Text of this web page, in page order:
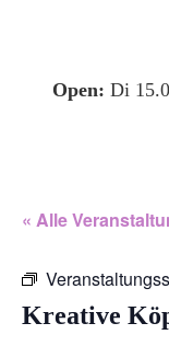
Open: Di
« Alle
Kreative